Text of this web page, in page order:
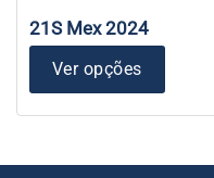
21S Mex 2024
Ver opções